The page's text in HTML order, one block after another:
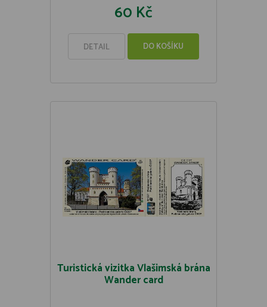
60 Kč
DETAIL DO KOŠÍKU
Turistická vizitka Vlašimská brána
Wander card